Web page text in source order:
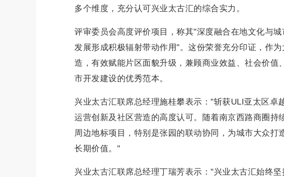
多个维度，充分认可兴业太古汇的综合实力。
评审委员会高度评价项目，称其"深度融合在地文化与
发展形成积极辐射带动作用"。这份荣誉充分印证，作
造，有效赋能片区面貌升级，兼顾商业效益、社会价
市开发建设的优秀范本。
兴业太古汇联席总经理施桂攀表示："斩获ULI亚太区卓
运营创新及社区营造的高度认可。随着南京西路商圈
周边地标项目，特别是张园的联动协同，为城市大众
长期价值。"
兴业太古汇联席总经理丁瑞芳表示："兴业太古汇始终